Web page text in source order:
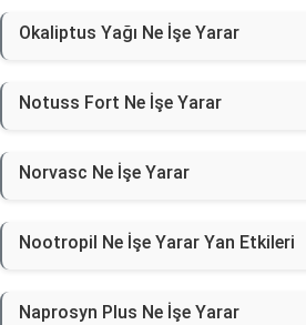
Okaliptus Yağı Ne İşe Yarar
Notuss Fort Ne İşe Yarar
Norvasc Ne İşe Yarar
Nootropil Ne İşe Yarar Yan Etkileri
Naprosyn Plus Ne İşe Yarar